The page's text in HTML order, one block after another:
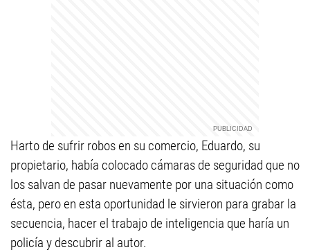
Harto de sufrir robos en su comercio, Eduardo, su
propietario, había colocado cámaras de seguridad que no
los salvan de pasar nuevamente por una situación como
ésta, pero en esta oportunidad le sirvieron para grabar la
secuencia, hacer el trabajo de inteligencia que haría un
policía y descubrir al autor.